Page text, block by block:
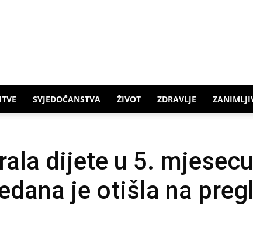
SVJEDOČANSTVA ŽIVOT ZDRAVLJE
dijete u 5.
je otišla na